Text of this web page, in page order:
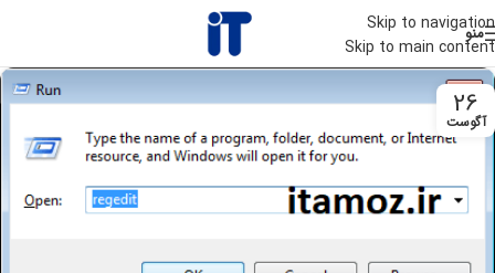
Skip to navigation
Skip to main content
منو
26
آگوست